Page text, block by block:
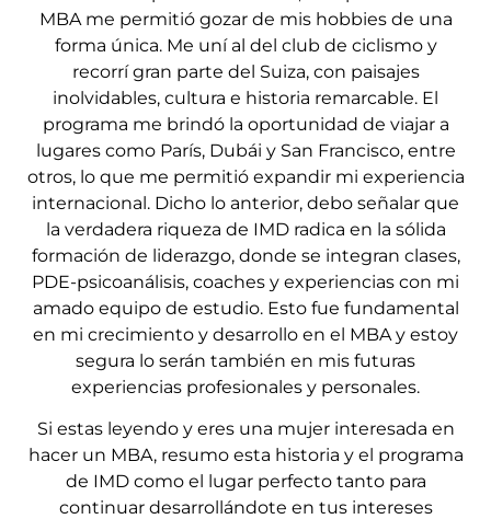
MBA me permitió gozar de mis hobbies de una
forma única. Me uní al del club de ciclismo y
recorrí gran parte del Suiza, con paisajes
inolvidables, cultura e historia remarcable. El
programa me brindó la oportunidad de viajar a
lugares como París, Dubái y San Francisco, entre
otros, lo que me permitió expandir mi experiencia
internacional. Dicho lo anterior, debo señalar que
la verdadera riqueza de IMD radica en la sólida
formación de liderazgo, donde se integran clases,
PDE-psicoanálisis, coaches y experiencias con mi
amado equipo de estudio. Esto fue fundamental
en mi crecimiento y desarrollo en el MBA y estoy
segura lo serán también en mis futuras
experiencias profesionales y personales.
Si estas leyendo y eres una mujer interesada en
hacer un MBA, resumo esta historia y el programa
de IMD como el lugar perfecto tanto para
continuar desarrollándote en tus intereses